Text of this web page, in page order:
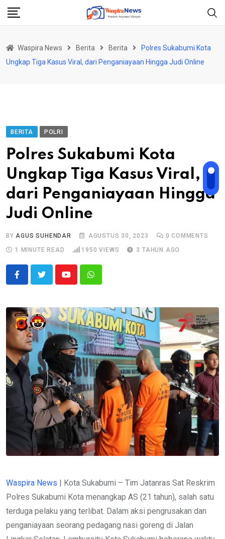
Skip
Waspira News Berita Berita
Polres Sukabumi Kota
Ungkap Tiga Kasus Viral, dari Penganiayaan Hingga Judi Online
BERITA POLRI
Polres Sukabumi Kota
Ungkap Tiga Kasus Viral,
dari Penganiayaan Hingga
Judi Online
BYAGUS SUHENDAR AGUSTUS 30, 2023 0 COMMENTS
1 MINUTE READ
1950 VIEWS 3 TAHUN AGO
YoutubeWhatsapp
Waspira News | Kota Sukabumi – Tim Jatanras Sat Reskrim
Polres Sukabumi Kota menangkap AS (21 tahun), salah satu
terduga pelaku yang terlibat. Dalam aksi pengrusakan dan
penganiayaan seorang pedagang nasi goreng di Jalan